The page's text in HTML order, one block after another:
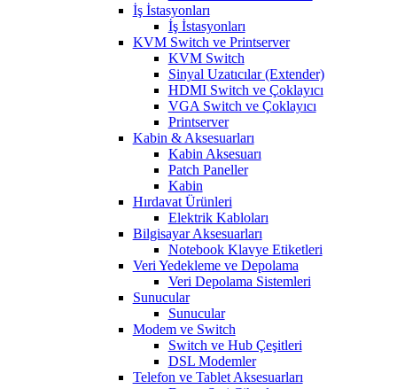
İş İstasyonları
İş İstasyonları
KVM Switch ve Printserver
KVM Switch
Sinyal Uzatıcılar (Extender)
HDMI Switch ve Çoklayıcı
VGA Switch ve Çoklayıcı
Printserver
Kabin & Aksesuarları
Kabin Aksesuarı
Patch Paneller
Kabin
Hırdavat Ürünleri
Elektrik Kabloları
Bilgisayar Aksesuarları
Notebook Klavye Etiketleri
Veri Yedekleme ve Depolama
Veri Depolama Sistemleri
Sunucular
Sunucular
Modem ve Switch
Switch ve Hub Çeşitleri
DSL Modemler
Telefon ve Tablet Aksesuarları